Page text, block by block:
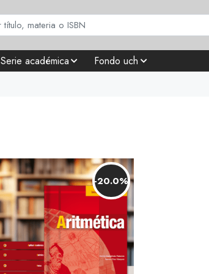
Serie académica Fondo uch
-20.0%